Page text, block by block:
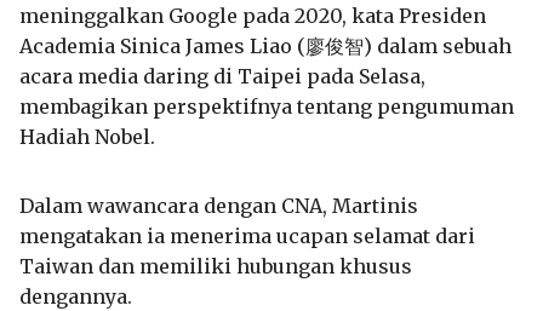
meninggalkan Google pada 2020, kata Presiden
Academia Sinica James Liao (廖俊智) dalam sebuah
acara media daring di Taipei pada Selasa,
membagikan perspektifnya tentang pengumuman
Hadiah Nobel.
Dalam wawancara dengan CNA, Martinis
mengatakan ia menerima ucapan selamat dari
Taiwan dan memiliki hubungan khusus
dengannya.